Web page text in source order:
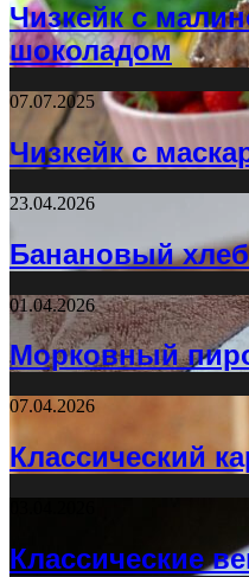
Чизкейк с
шоколадом
07.07.2025
Чизкейк с
23.04.2026
Банановый
01.04.2026
Морковный
07.04.2026
Классический
Классические